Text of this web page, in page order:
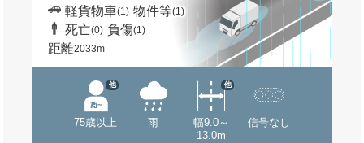
軽貨物車(1) 物件等(1)
死亡(0) 負傷(1)
距離2033m
75歳以上
他
雨
幅9.0～
13.0m
他
信号なし